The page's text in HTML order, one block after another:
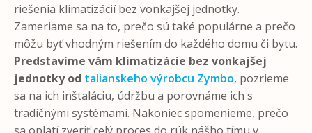
riešenia klimatizácií bez vonkajšej jednotky.
Zameriame sa na to, prečo sú také populárne a prečo
môžu byť vhodným riešením do každého domu či bytu.
Predstavíme vám klimatizácie bez vonkajšej
jednotky od talianskeho výrobcu Zymbo, pozrieme
sa na ich inštaláciu, údržbu a porovnáme ich s
tradičnými systémami. Nakoniec spomenieme, prečo